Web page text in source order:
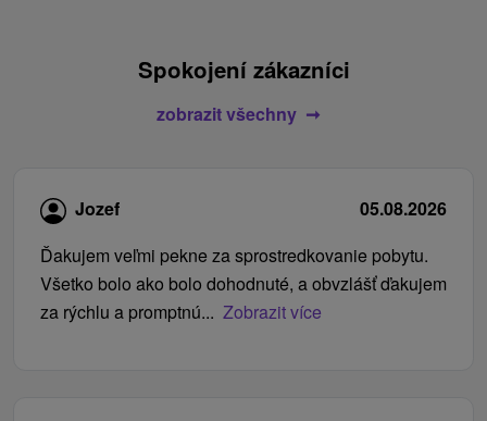
Spokojení zákazníci
zobrazit všechny
Jozef
05.08.2026
Ďakujem veľmi pekne za sprostredkovanie pobytu.
Všetko bolo ako bolo dohodnuté, a obvzlášť ďakujem
za rýchlu a promptnú... Zobrazit více